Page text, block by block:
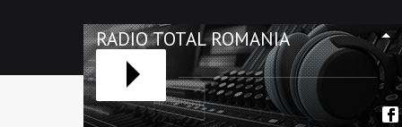
Facebook
RSS
RADIO TOTAL ROMANIA